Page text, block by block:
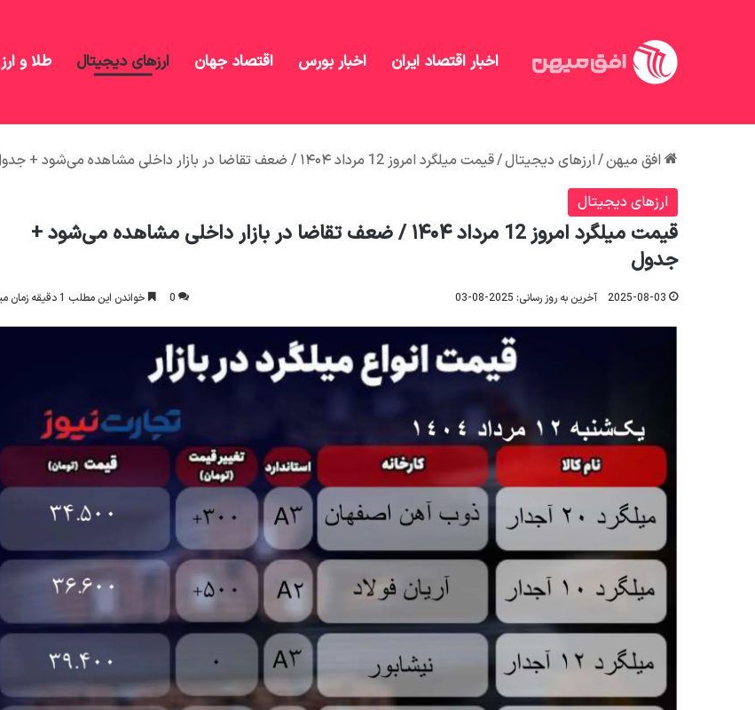
اخبار اقتصاد ایران اخبار بورس اقتصاد جهان ارزهای دیجیتال طلا و ارز
افق میهن/ارزهای دیجیتال/قیمت میلگرد امروز 12 مرداد ۱۴۰۴ / ضعف تقاضا در بازار داخلی مشاهده می‌شود + جدول
ارزهای دیجیتال
قیمت میلگرد امروز 12 مرداد ۱۴۰۴ / ضعف تقاضا در بازار داخلی مشاهده می‌شود +
جدول
2025-08-03 آخرین به روز رسانی: 2025-08-03 0 خواندن این مطلب 1 دقیقه زمان میبرد